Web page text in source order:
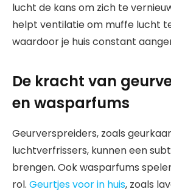
lucht de kans om zich te
helpt ventilatie om muffe lucht
waardoor je huis constant
De kracht van
en wasparfums
Geurverspreiders, zoals
luchtverfrissers, kunnen een
brengen. Ook wasparfums
rol. Geurtjes voor in huis, zoals